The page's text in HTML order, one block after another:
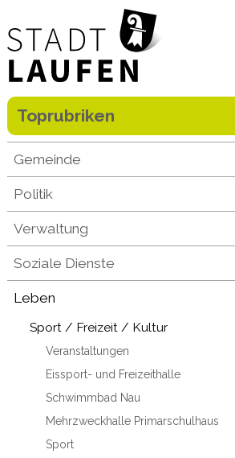
Direkt zum Inhalt springen
Mobilenavigation
Gemeinde
Politik
Verwaltung
Soziale Dienste
Leben
Sport / Freizeit / Kultur
Veranstaltungen
Eissport- und Freizeithalle
Schwimmbad Nau
Mehrzweckhalle Primarschulhaus
Sport
Toprubriken